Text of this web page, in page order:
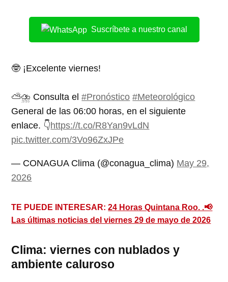
Suscríbete a nuestro canal
🤓 ¡Excelente viernes!
⛅️⛈️ Consulta el#Pronóstico #Meteorológico
General de las 06:00 horas, en el siguiente
enlace. 👇https://t.co/R8Yan9vLdN
pic.twitter.com/3Vo96ZxJPe
— CONAGUA Clima (@conagua_clima) May 29,
2026
TE PUEDE INTERESAR:24 Horas Quintana Roo. .📢
Las últimas noticias del viernes 29 de mayo de 2026
Clima: viernes con nublados y
ambiente caluroso